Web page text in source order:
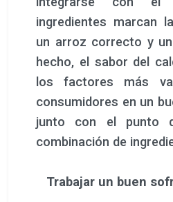
ingredientes marcan
un arroz correcto y
hecho, el sabor del
los factores más
consumidores en un
junto con el punto
combinación de
Trabajar un buen